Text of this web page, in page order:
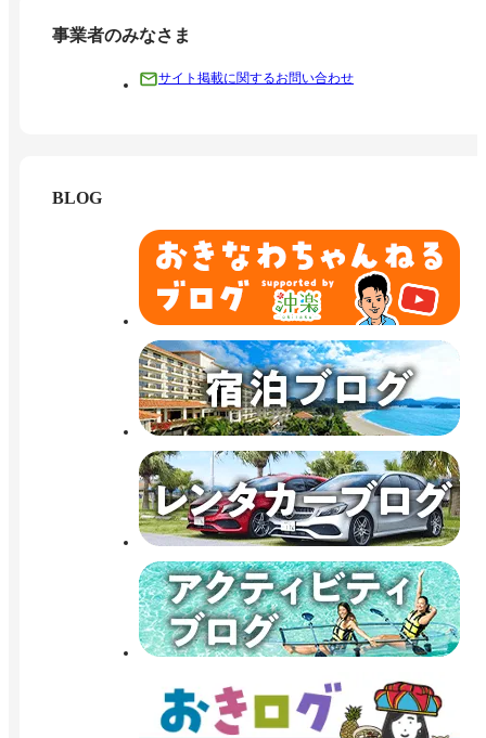
事業者のみなさま
サイト掲載に関するお問い合わせ
BLOG